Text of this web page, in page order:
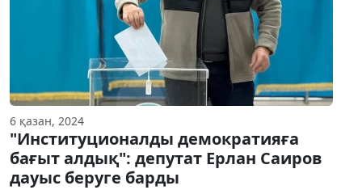
6 қазан, 2024
"Институционалды демократияға
бағыт алдық": депутат Ерлан Саиров
дауыс беруге барды